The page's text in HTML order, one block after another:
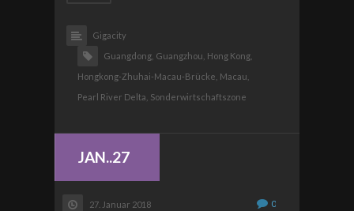
Gigacity
Guangdong, Guangzhou, Hong Kong,
Hongkong-Zhuhai-Macau-Brücke, Macau,
Pearl River Delta, Sonderwirtschaftszone
JAN..27
27. Januar 2018
0